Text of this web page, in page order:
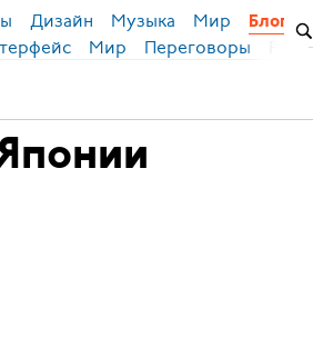
Дизайн Музыка Мир Блог
Мир Переговоры